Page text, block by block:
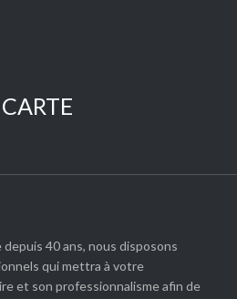
40 ans, nous disposons
qui mettra à votre
et son professionnalisme afin de